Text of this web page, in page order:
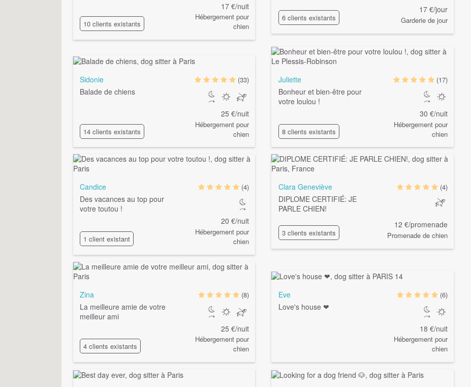
10 clients existants
17 €/nuit
Hébergement pour
chien
6 clients existants
17 €/jour
Garderie de jour
Sidonie
Balade de chiens
14 clients existants
(33)
25 €/nuit
Hébergement pour
chien
Juliette
Bonheur et bien-être pour
votre loulou !
8 clients existants
(17)
30 €/nuit
Hébergement pour
chien
Candice
Des vacances au top pour
votre toutou !
1 client existant
(4)
20 €/nuit
Hébergement pour
chien
Clara Geneviève
DIPLOME CERTIFIÉ: JE
PARLE CHIEN!
3 clients existants
(4)
12 €/promenade
Promenade de chien
Zina
La meilleure amie de votre
meilleur ami
4 clients existants
(8)
25 €/nuit
Hébergement pour
chien
Eve
Love's house ❤
(6)
18 €/nuit
Hébergement pour
chien